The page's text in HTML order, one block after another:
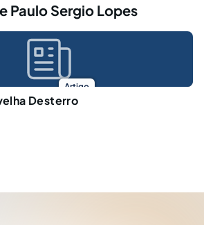
Paulo Sergio Lopes
Artigo
Desterro